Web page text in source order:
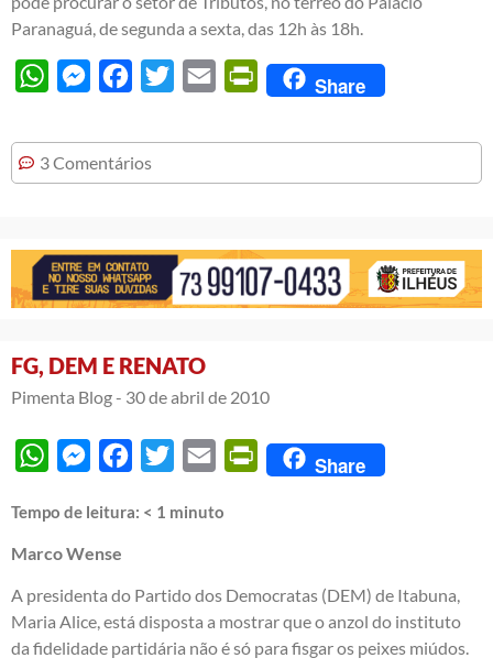
Paranaguá, de segunda a sexta, das 12h às 18h.
WhatsAppMessengerFacebook
Twitter Email PrintFriendly
Share
3 Comentários
FG, DEM E RENATO
Pimenta Blog - 30 de abril de 2010
WhatsAppMessengerFacebook
Twitter Email PrintFriendly
Share
Tempo de leitura: < 1 minuto
Marco Wense
A presidenta do Partido dos Democratas (DEM) de Itabuna,
Maria Alice, está disposta a mostrar que o anzol do instituto
da fidelidade partidária não é só para fisgar os peixes miúdos.